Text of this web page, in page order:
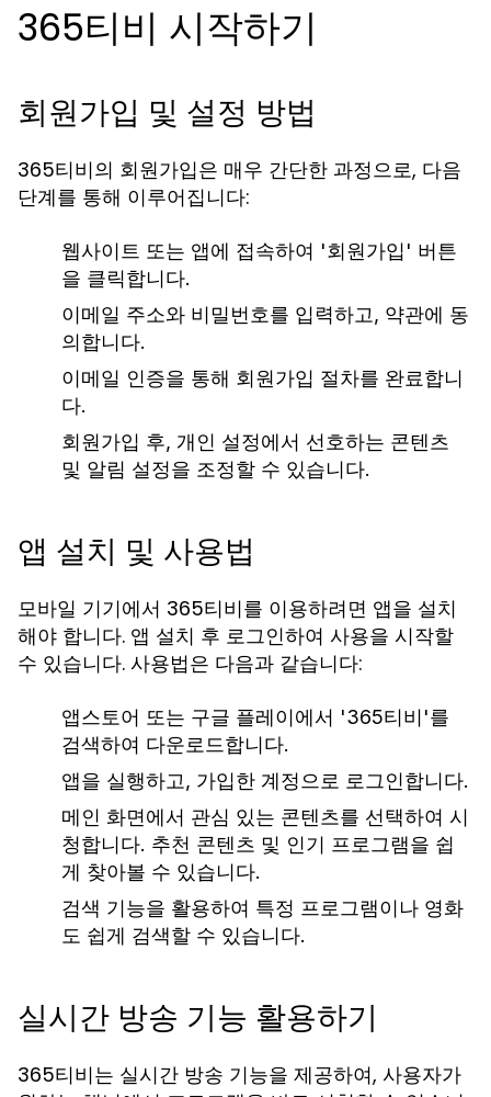
365티비 시작하기
회원가입 및 설정 방법
365티비의 회원가입은 매우 간단한 과정으로, 다음
단계를 통해 이루어집니다:
웹사이트 또는 앱에 접속하여 '회원가입' 버튼
을 클릭합니다.
이메일 주소와 비밀번호를 입력하고, 약관에 동
의합니다.
이메일 인증을 통해 회원가입 절차를 완료합니
다.
회원가입 후, 개인 설정에서 선호하는 콘텐츠
및 알림 설정을 조정할 수 있습니다.
앱 설치 및 사용법
모바일 기기에서 365티비를 이용하려면 앱을 설치
해야 합니다. 앱 설치 후 로그인하여 사용을 시작할
수 있습니다. 사용법은 다음과 같습니다:
앱스토어 또는 구글 플레이에서 '365티비'를
검색하여 다운로드합니다.
앱을 실행하고, 가입한 계정으로 로그인합니다.
메인 화면에서 관심 있는 콘텐츠를 선택하여 시
청합니다. 추천 콘텐츠 및 인기 프로그램을 쉽
게 찾아볼 수 있습니다.
검색 기능을 활용하여 특정 프로그램이나 영화
도 쉽게 검색할 수 있습니다.
실시간 방송 기능 활용하기
365티비는 실시간 방송 기능을 제공하여, 사용자가